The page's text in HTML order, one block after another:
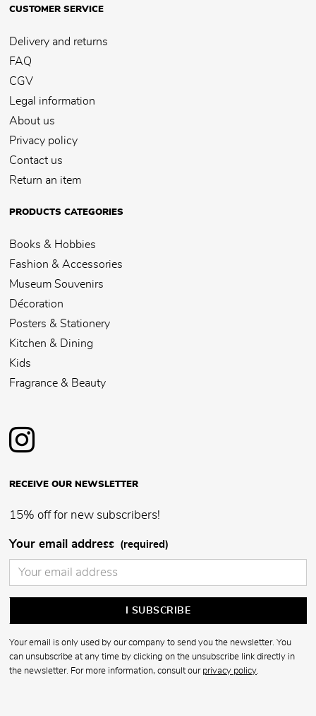
CUSTOMER SERVICE
Delivery and returns
FAQ
CGV
Legal information
About us
Privacy policy
Contact us
Return an item
PRODUCTS CATEGORIES
Books & Hobbies
Fashion & Accessories
Museum Souvenirs
Décoration
Posters & Stationery
Kitchen & Dining
Kids
Fragrance & Beauty
RECEIVE OUR NEWSLETTER
15% off for new subscribers!
Your email address (required)
Your email is only used by our company to send you the newsletter. You
can unsubscribe at any time by clicking on the unsubscribe link directly in
the newsletter. For more information, consult our privacy policy.